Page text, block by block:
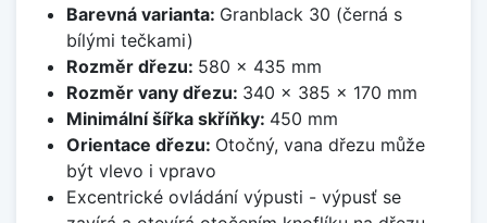
Barevná varianta: Granblack 30 (černá s
bílými tečkami)
Rozměr dřezu: 580 x 435 mm
Rozměr vany dřezu: 340 x 385 x 170 mm
Minimální šířka skříňky: 450 mm
Orientace dřezu: Otočný, vana dřezu může
být vlevo i vpravo
Excentrické ovládání výpusti - výpusť se